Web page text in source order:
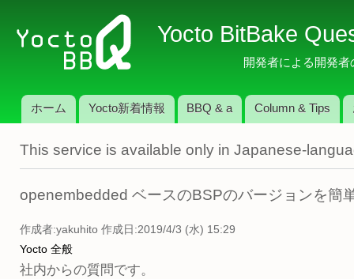
イ
コ
テ
ツ
に
移
Yocto BitBake
開発者による開発
メインメニュー
ホーム Yocto新着情報 BBQ & a Column & Tips
This service is available only in Japanese-
openembedded ベースのBSPのバージョンを簡
作成者:yakuhito 作成日:2019/4/3 (水) 15:29
Yocto 全般
社内からの質問です。